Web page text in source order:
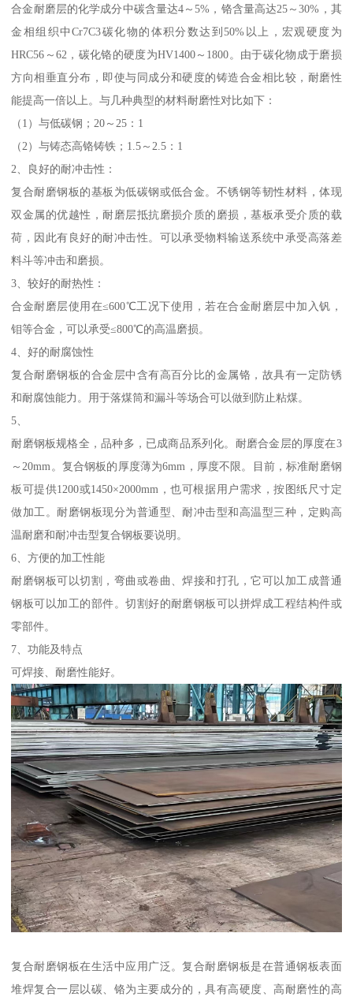
合金耐磨层的化学成分中碳含量达4～5%，铬含量高达25～30%，其
金相组织中Cr7C3碳化物的体积分数达到50%以上，宏观硬度为
HRC56～62，碳化铬的硬度为HV1400～1800。由于碳化物成于磨损
方向相垂直分布，即使与同成分和硬度的铸造合金相比较，耐磨性
能提高一倍以上。与几种典型的材料耐磨性对比如下：
（1）与低碳钢；20～25：1
（2）与铸态高铬铸铁；1.5～2.5：1
2、良好的耐冲击性：
复合耐磨钢板的基板为低碳钢或低合金。不锈钢等韧性材料，体现
双金属的优越性，耐磨层抵抗磨损介质的磨损，基板承受介质的载
荷，因此有良好的耐冲击性。可以承受物料输送系统中承受高落差
料斗等冲击和磨损。
3、较好的耐热性：
合金耐磨层使用在≤600℃工况下使用，若在合金耐磨层中加入钒，
钼等合金，可以承受≤800℃的高温磨损。
4、好的耐腐蚀性
复合耐磨钢板的合金层中含有高百分比的金属铬，故具有一定防锈
和耐腐蚀能力。用于落煤筒和漏斗等场合可以做到防止粘煤。
5、
耐磨钢板规格全，品种多，已成商品系列化。耐磨合金层的厚度在3
～20mm。复合钢板的厚度薄为6mm，厚度不限。目前，标准耐磨钢
板可提供1200或1450×2000mm，也可根据用户需求，按图纸尺寸定
做加工。耐磨钢板现分为普通型、耐冲击型和高温型三种，定购高
温耐磨和耐冲击型复合钢板要说明。
6、方便的加工性能
耐磨钢板可以切割，弯曲或卷曲、焊接和打孔，它可以加工成普通
钢板可以加工的部件。切割好的耐磨钢板可以拼焊成工程结构件或
零部件。
7、功能及特点
可焊接、耐磨性能好。
复合耐磨钢板在生活中应用广泛。复合耐磨钢板是在普通钢板表面
堆焊复合一层以碳、铬为主要成分的，具有高硬度、高耐磨性的高